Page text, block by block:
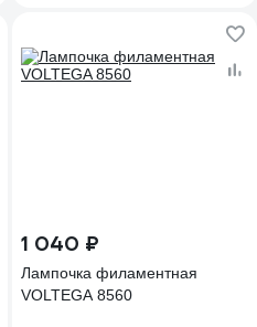
1 040 ₽
Лампочка филаментная
VOLTEGA 8560